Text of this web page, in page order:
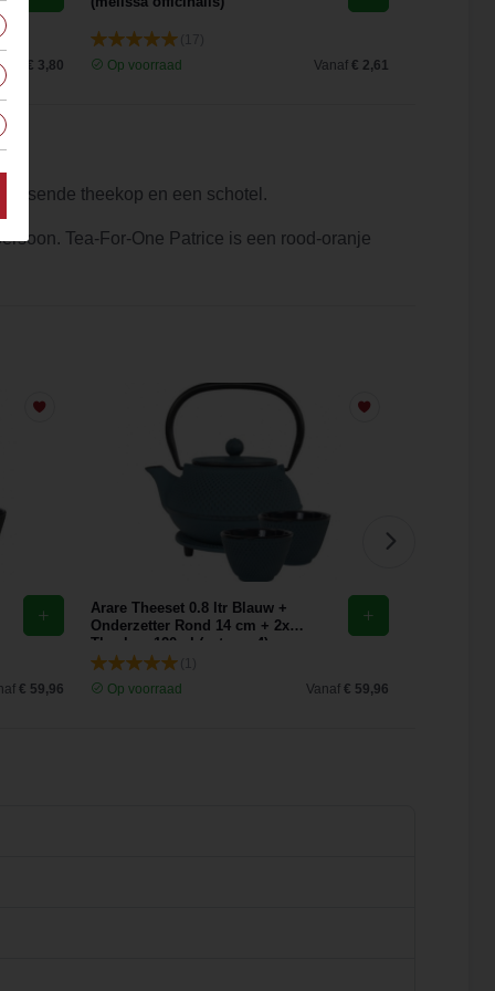
€ 3,80
Op voorraad
Vanaf € 2,61
theekop en een schotel.
Tea-For-One Patrice is een rood-oranje
€ 59,96
Arare Theeset 0.8 ltr Blauw +
Onderzetter Rond 14 cm + 2x
Theekop 120ml (set van 4)
Op voorraad
Vanaf € 59,96